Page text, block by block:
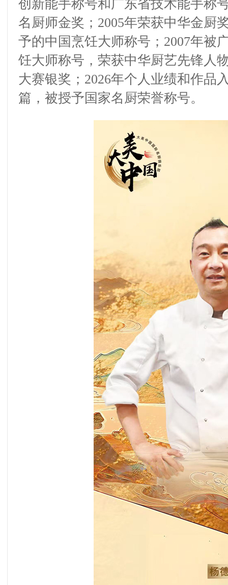
创新能手称号和广东省技术能手称
名厨师金奖 ； 2005年荣获中华金厨
予的中国烹饪大师称号 ； 2007年被
饪大师称号 ， 荣获中华厨艺先锋人
大赛银奖； 2026年个人业绩和作品
篇，被授予国家名厨荣誉称号。